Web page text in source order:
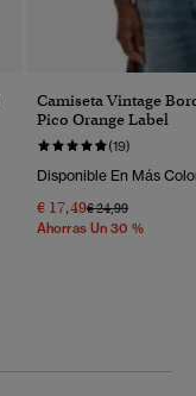
Camiseta Vintage
Pico Orange Label
(19)
Disponible En Más
€ 17,49Precio Rebajado
€ 24,99A
Ahorras Un 30 %